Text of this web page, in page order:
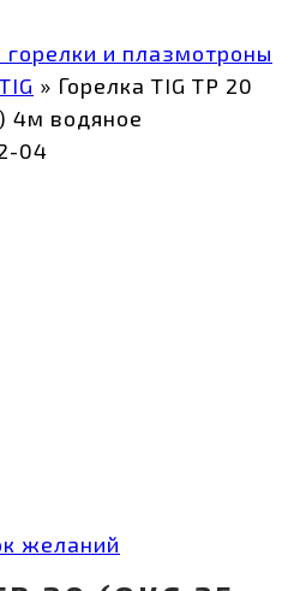
горелки и плазмотроны
» Горелка TIG TP 20
4м водяное
04
желаний